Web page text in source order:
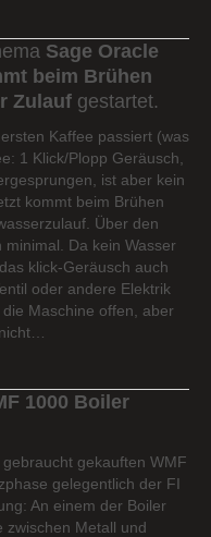
Sage Oracle
beim Brühen
Zulauf gestartet.
Kaffee passiert (was
1 Klick/Plopp Geräusch,
ist aber kein
kommt beim Brühen
Über den
Da kein Wasser
klick-Geräusch auch
oder andere Elektrik
Maschine offen, aber
1000 Boiler
gekauften WMF
gelegentlich der FI
An einem der Boiler
zwischen Metall und